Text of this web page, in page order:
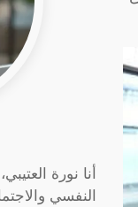
أنا نورة
النفسي